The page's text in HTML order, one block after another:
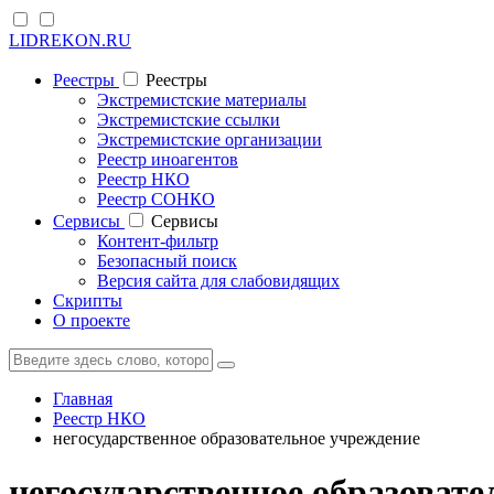
LIDREKON.RU
Реестры
Реестры
Экстремистские материалы
Экстремистские ссылки
Экстремистские организации
Реестр иноагентов
Реестр НКО
Реестр СОНКО
Cервисы
Cервисы
Контент-фильтр
Безопасный поиск
Версия сайта для слабовидящих
Скрипты
О проекте
Главная
Реестр НКО
негосударственное образовательное учреждение